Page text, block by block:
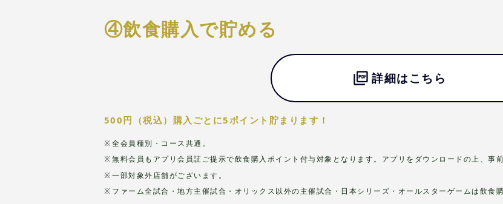
④飲食購入で貯める
詳細はこちら
500円（税込）購入ごとに5ポイント貯まります！
全会員種別・コース共通。
無料会員もアプリ会員証ご提示で飲食購入ポイント付与対象となります。アプリをダウンロードの上、事
一部対象外店舗がございます。
ファーム全試合・地方主催試合・オリックス以外の主催試合・日本シリーズ・オールスターゲームは飲食